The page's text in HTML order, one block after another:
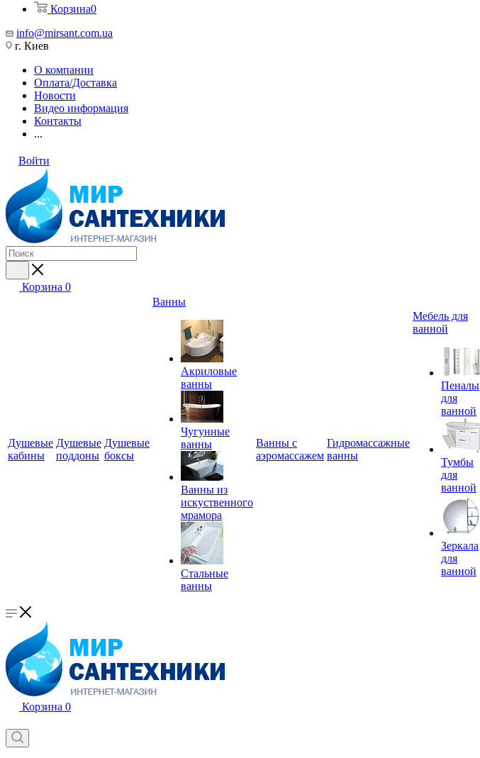
Корзина0
info@mirsant.com.ua
г. Киев
О компании
Оплата/Доставка
Новости
Видео информация
Контакты
...
Войти
Корзина 0
Душевые
кабины
Душевые
поддоны
Душевые
боксы
Ванны
Акриловые
ванны
Чугунные
ванны
Ванны из
искуственного
мрамора
Стальные
ванны
Ванны с
аэромассажем
Гидромассажные
ванны
Мебель для
ванной
Пеналы
для
ванной
Тумбы
для
ванной
Зеркала
для
ванной
Корзина 0